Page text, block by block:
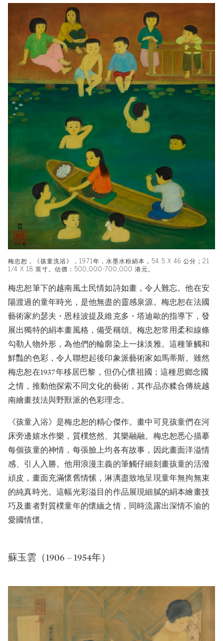
梅忠恕，《孩童洗浴》，1971年，水墨水粉絹本，54.5 X 46 公分；21
1/4 X 18 英寸。估價：500,000-700,000 港元。
梅忠恕筆下的越南風土民情如詩如畫，令人難忘。他在安
陽渡過的童年時光，是他無盡的靈感泉源。梅忠恕在法國
藝術家約瑟夫・恩桂波提及維克多・塔迪歐的指導下，發
展出獨特的絹本畫風格，備受稱頌。梅忠恕常用柔和線條
勾勒人物外形，為他們的輪廓染上一抹淡雅。這種筆觸和
鮮豔的色彩，令人聯想起後印象派藝術家如馬蒂斯。雖然
梅忠恕在1937年移居巴黎，但仍心懷祖國；這種思鄉念國
之情，推動他探索不同文化的藝術，其作品亦糅合傳統越
南繪畫技法與野獸派的色彩理念。
《孩童入浴》是梅忠恕的精心傑作。畫中可見孩童們在河
床旁邊嬉水作樂，質樸悠然、其樂融融。梅忠恕悉心描摹
每個孩童的神情，每張臉上均各有故事，因此畫面洋溢情
感、引人入勝。他用浪漫主義的筆觸仔細刻畫孩童的活潑
頑皮，畫面充滿懷舊情愫，淋漓盡致地呈現童年無拘無束
的純真時光。這幅光彩溢目的作品展現細膩的絹本繪畫技
巧及畫者對質樸童年的懷緬之情，同時流露出深情不渝的
愛國情懷。
蘇玉雲（1906 – 1954年）